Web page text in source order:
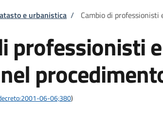
pane
e urbanistica / Cambio di
professionisti
06-06;380)